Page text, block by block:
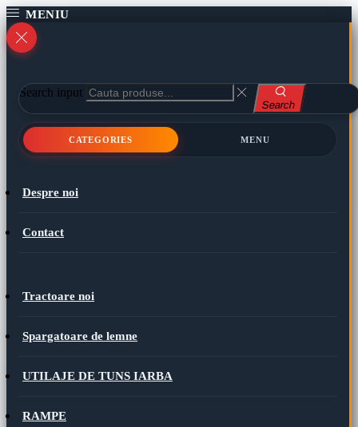
Search input
Search
CATEGORIES MENU
Despre noi
Contact
Tractoare noi
Spargatoare de lemne
UTILAJE DE TUNS IARBA
RAMPE